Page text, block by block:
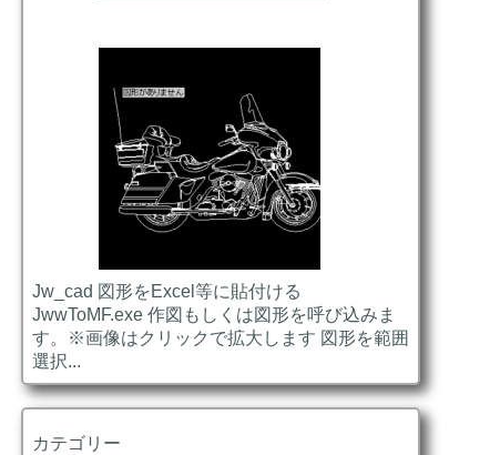
Jw_cad 図形をExcel等に貼付ける
JwwToMF.exe 作図もしくは図形を呼び込みま
す。※画像はクリックで拡大します 図形を範囲
選択...
カテゴリー